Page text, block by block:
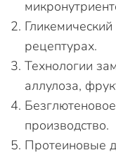
рецептурах.
Технологии
аллулоза,
производство.
Протеиновые